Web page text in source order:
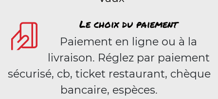
Le choix du paiement
Paiement en ligne ou à la
livraison. Réglez par paiement
sécurisé, cb, ticket restaurant, chèque
bancaire, espèces.